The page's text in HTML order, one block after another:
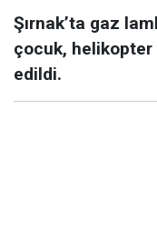
Şırnak’ta gaz
çocuk, helikopter
edildi.